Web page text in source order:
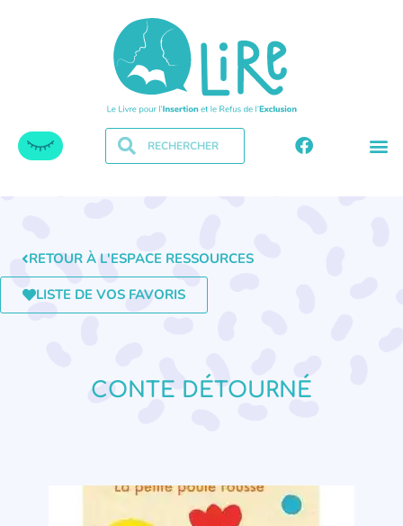
RETOUR À L'ESPACE RESSOURCES
LISTE DE VOS FAVORIS
CONTE DÉTOURNÉ